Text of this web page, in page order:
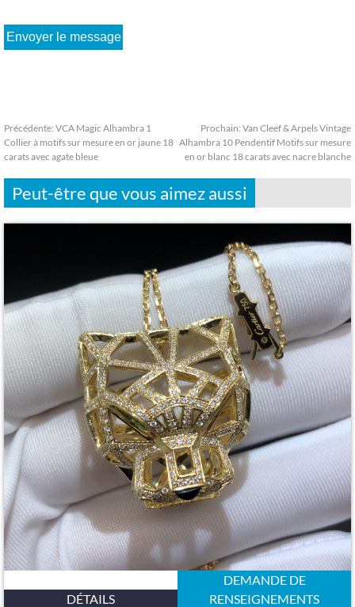
Précédente: VCA Magic Alhambra 1
Collier à motifs sur mesure en or jaune 18
carats avec agate bleue
Prochain: Van Cleef & Arpels Vintage
Alhambra 10 Pendentif Motifs sur mesure
en or blanc 18 carats avec nacre blanche
Peut-être que vous aimez aussi
DÉTAILS
DEMANDE DE
RENSEIGNEMENTS